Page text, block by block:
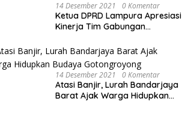
14 Desember 2021 0 Komentar
Ketua DPRD Lampura Apresiasi
Kinerja Tim Gabungan
Ciptakondisikan Pilkades
Serenta
14 Desember 2021 0 Komentar
Atasi Banjir, Lurah Bandarjaya
Barat Ajak Warga Hidupkan